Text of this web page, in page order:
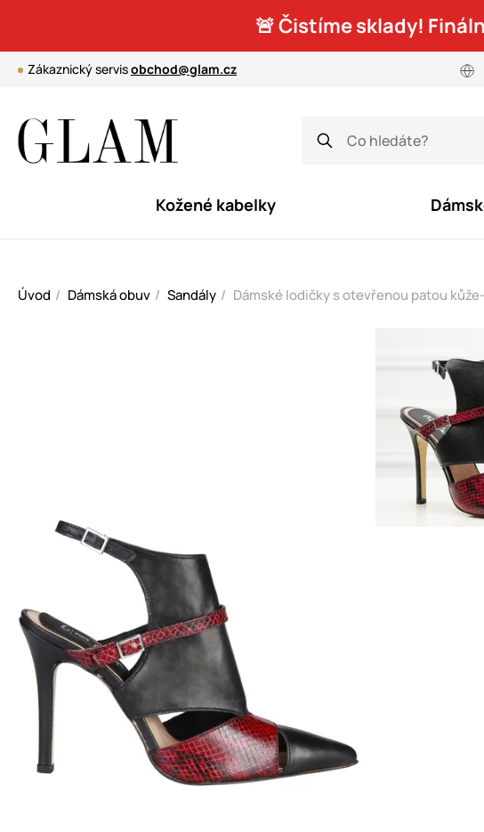
🚨 Čistíme sklady!
Zákaznický servisobchod@glam.cz
Kožené kabelky
Úvod Dámská obuv Sandály Dámské lodičky s otevřenou patou